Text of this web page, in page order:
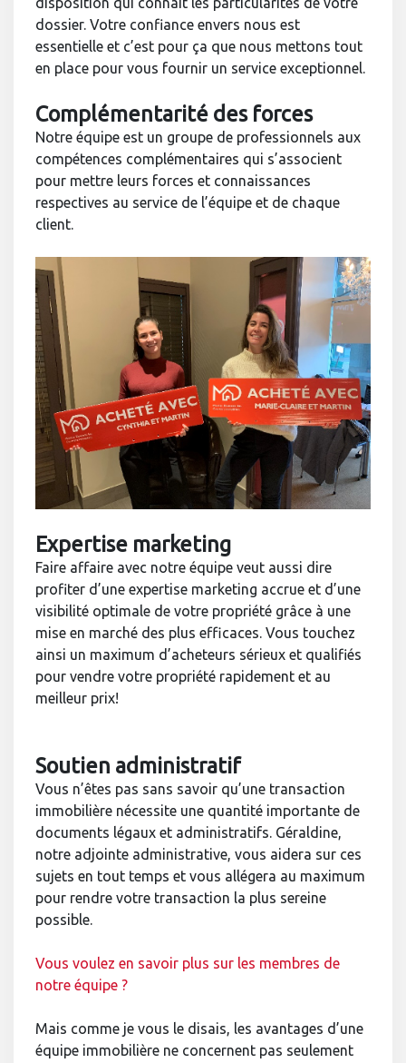
dossier. Votre confiance envers nous est
essentielle et c’est pour ça que nous mettons tout
en place pour vous fournir un service exceptionnel.
Complémentarité des forces
Notre équipe est un groupe de professionnels aux
compétences complémentaires qui s’associent
pour mettre leurs forces et connaissances
respectives au service de l’équipe et de chaque
client.
Expertise marketing
Faire affaire avec notre équipe veut aussi dire
profiter d’une expertise marketing accrue et d’une
visibilité optimale de votre propriété grâce à une
mise en marché des plus efficaces. Vous touchez
ainsi un maximum d’acheteurs sérieux et qualifiés
pour vendre votre propriété rapidement et au
meilleur prix!
Soutien administratif
Vous n’êtes pas sans savoir qu’une transaction
immobilière nécessite une quantité importante de
documents légaux et administratifs. Géraldine,
notre adjointe administrative, vous aidera sur ces
sujets en tout temps et vous allégera au maximum
pour rendre votre transaction la plus sereine
possible.
Vous voulez en savoir plus sur les membres de
notre équipe ?
Mais comme je vous le disais, les avantages d’une
équipe immobilière ne concernent pas seulement